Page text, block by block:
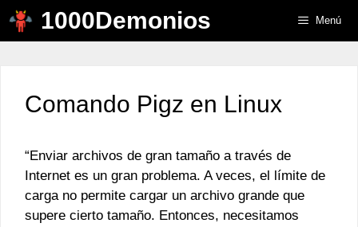
Saltar
1000Demonios Menú
Comando Pigz en Linux
“Enviar archivos de gran tamaño a través de
Internet es un gran problema. A veces, el límite de
carga no permite cargar un archivo grande que
supere cierto tamaño. Entonces, necesitamos